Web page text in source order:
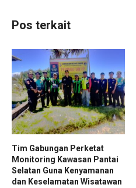
Pos terkait
Tim Gabungan Perketat
Monitoring Kawasan Pantai
Selatan Guna Kenyamanan
dan Keselamatan Wisatawan